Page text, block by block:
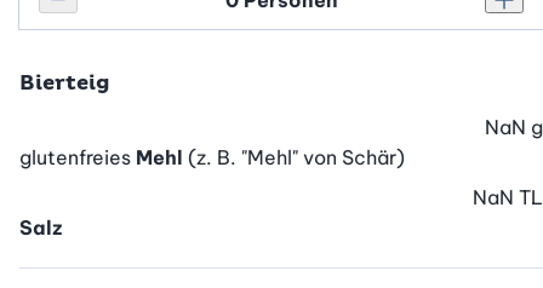
Personenanzahl verringern
Personenanzahl
Bierteig
glutenfreies Mehl (z. B. "Mehl" von Schär)
NaN g
Salz
NaN TL